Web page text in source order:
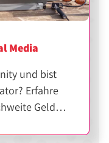
Media
und bist
Erfahre
Geld